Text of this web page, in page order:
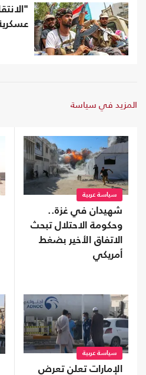
المزيد في سياسة
سياسة عربية
شهيدان في غزة..
وحكومة الاحتلال تبحث
الاتفاق الأخير بضغط
أمريكي
سياسة عربية
الإمارات تعلن تعرض